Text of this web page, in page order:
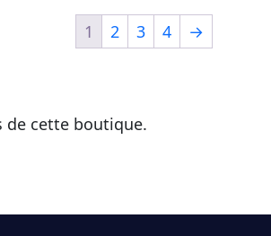
1 2 3 4 →
de cette boutique.